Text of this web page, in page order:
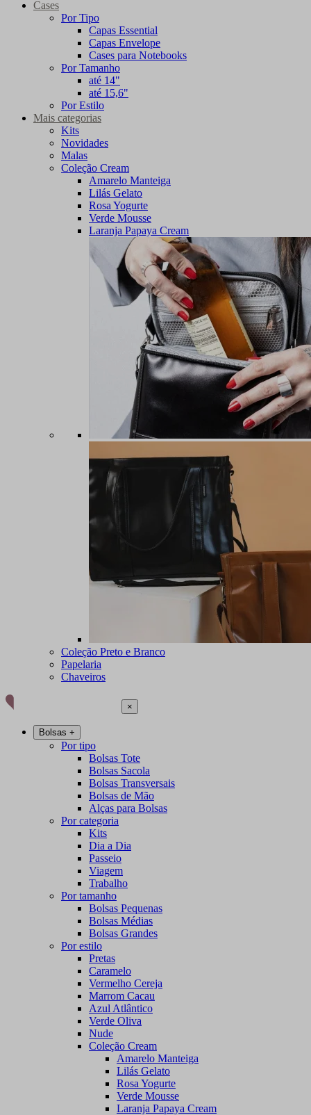
Cases
Por Tipo
Capas Essential
Capas Envelope
Cases para Notebooks
Por Tamanho
até 14"
até 15,6"
Por Estilo
Mais categorias
Kits
Novidades
Malas
Coleção Cream
Amarelo Manteiga
Lilás Gelato
Rosa Yogurte
Verde Mousse
Laranja Papaya Cream
Coleção Preto e Branco
Papelaria
Chaveiros
×
Bolsas +
Por tipo
Bolsas Tote
Bolsas Sacola
Bolsas Transversais
Bolsas de Mão
Alças para Bolsas
Por categoria
Kits
Dia a Dia
Passeio
Viagem
Trabalho
Por tamanho
Bolsas Pequenas
Bolsas Médias
Bolsas Grandes
Por estilo
Pretas
Caramelo
Vermelho Cereja
Marrom Cacau
Azul Atlântico
Verde Oliva
Nude
Coleção Cream
Amarelo Manteiga
Lilás Gelato
Rosa Yogurte
Verde Mousse
Laranja Papaya Cream